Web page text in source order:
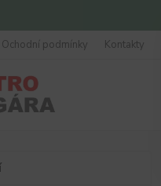
Ochodní podmínky Kontakty